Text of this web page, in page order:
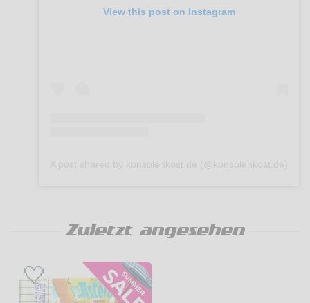
View this post on Instagram
Zuletzt angesehen